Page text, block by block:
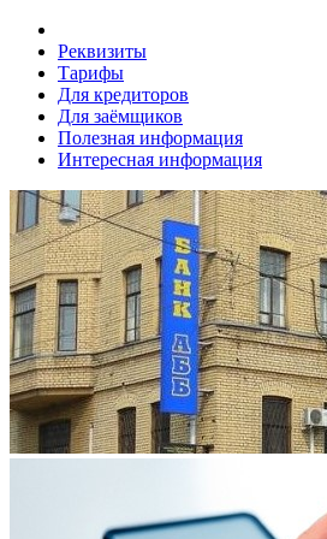
Реквизиты
Тарифы
Для кредиторов
Для заёмщиков
Полезная информация
Интересная информация